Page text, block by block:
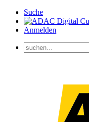
Suche
Anmelden